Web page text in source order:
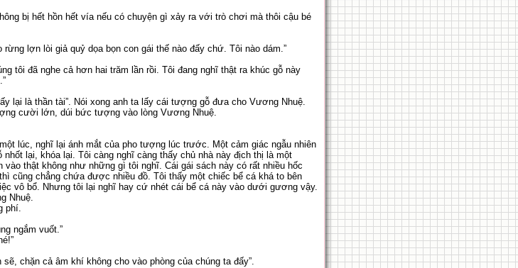
bị hết hồn hết vía nếu có chuyện gì xảy ra với trò chơi mà thôi cậu bé
lợn lòi giả quỷ dọa bọn con gái thế nào đấy chứ. Tôi nào dám.”
tôi đã nghe cả hơn hai trăm lần rồi. Tôi đang nghĩ thật ra khúc gỗ này
lại là thần tài”. Nói xong anh ta lấy cái tượng gỗ đưa cho Vương Nhuệ.
cười lớn, dúi bức tượng vào lòng Vương Nhuệ.
lúc, nghĩ lại ánh mắt của pho tượng lúc trước. Một cảm giác ngẫu nhiên
lại, khóa lại. Tôi càng nghĩ càng thấy chủ nhà này địch thị là một
thật không như những gì tôi nghĩ. Cái gái sách này có rất nhiều hốc
cũng chẳng chứa được nhiều đồ. Tôi thấy một chiếc bể cá khá to bên
vô bổ. Nhưng tôi lại nghĩ hay cứ nhét cái bể cá này vào dưới gương vậy.
Nhuệ.
phí.
ngắm vuốt.”
chặn cả âm khí không cho vào phòng của chúng ta đấy”.